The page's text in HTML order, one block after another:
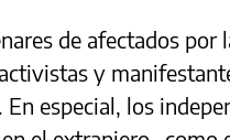
de afectados por
y
En especial, los